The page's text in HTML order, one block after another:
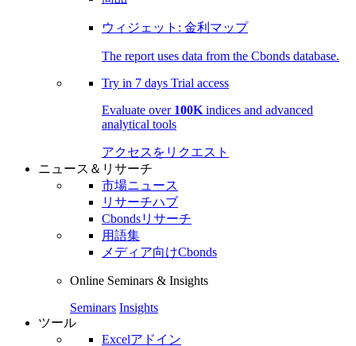
ウィジェット: 金利マップ
The report uses data from the Cbonds database.
Try in 7 days Trial access
Evaluate over 100K indices and advanced
analytical tools
アクセスをリクエスト
ニュース＆リサーチ
市場ニュース
リサーチハブ
Cbondsリサーチ
用語集
メディア向けCbonds
Online Seminars & Insights
Seminars Insights
ツール
Excelアドイン